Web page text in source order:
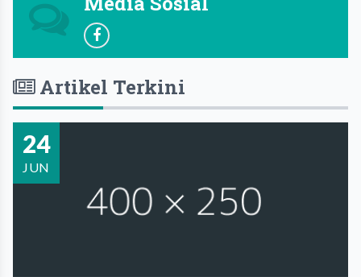
Artikel Terkini
24
JUN